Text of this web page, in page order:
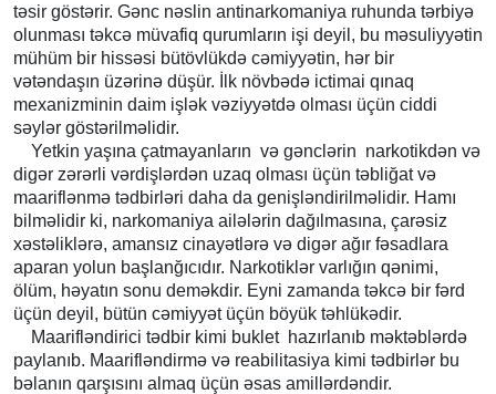
təsir göstərir. Gənc nəslin antinarkomaniya ruhunda tərbiyə
olunması təkcə müvafiq qurumların işi deyil, bu məsuliyyətin
mühüm bir hissəsi bütövlükdə cəmiyyətin, hər bir
vətəndaşın üzərinə düşür. İlk növbədə ictimai qınaq
mexanizminin daim işlək vəziyyətdə olması üçün ciddi
səylər göstərilməlidir.
Yetkin yaşına çatmayanların və gənclərin narkotikdən və
digər zərərli vərdişlərdən uzaq olması üçün təbliğat və
maariflənmə tədbirləri daha da genişləndirilməlidir. Hamı
bilməlidir ki, narkomaniya ailələrin dağılmasına, çarəsiz
xəstəliklərə, amansız cinayətlərə və digər ağır fəsadlara
aparan yolun başlanğıcıdır. Narkotiklər varlığın qənimi,
ölüm, həyatın sonu deməkdir. Eyni zamanda təkcə bir fərd
üçün deyil, bütün cəmiyyət üçün böyük təhlükədir.
Maarifləndirici tədbir kimi buklet hazırlanıb məktəblərdə
paylanıb. Maarifləndirmə və reabilitasiya kimi tədbirlər bu
bəlanın qarşısını almaq üçün əsas amillərdəndir.